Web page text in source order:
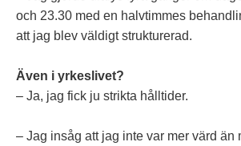
och 23.30 med en halvtimmes
att jag blev väldigt strukturerad.
Även i yrkeslivet?
– Ja, jag fick ju strikta hålltider.
– Jag insåg att jag inte var mer värd än